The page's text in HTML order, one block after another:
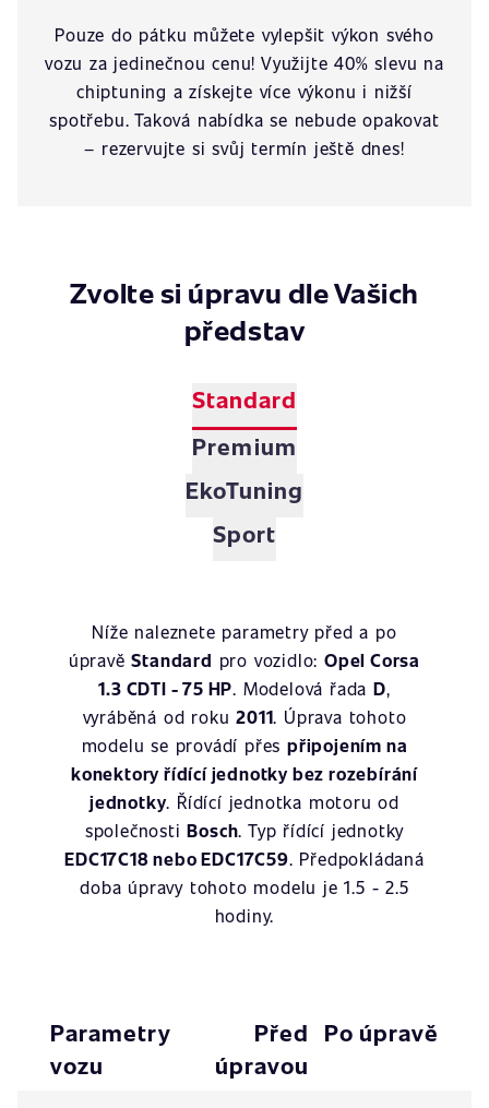
Pouze do pátku můžete vylepšit výkon svého
vozu za jedinečnou cenu! Využijte 40% slevu na
chiptuning a získejte více výkonu i nižší
spotřebu. Taková nabídka se nebude opakovat
– rezervujte si svůj termín ještě dnes!
Zvolte si úpravu dle Vašich
představ
Standard
Premium
EkoTuning
Sport
Níže naleznete parametry před a po
úpravěStandard pro vozidlo:Opel Corsa
1.3 CDTI - 75 HP. Modelová řada D,
vyráběná od roku2011. Úprava tohoto
modelu se provádí přes připojením na
konektory řídící jednotky bez rozebírání
jednotky. Řídící jednotka motoru od
společnostiBosch. Typ řídící jednotky
EDC17C18 nebo EDC17C59. Předpokládaná
doba úpravy tohoto modelu je 1.5 - 2.5
hodiny.
Parametry
vozu
Před
úpravou
Po úpravě